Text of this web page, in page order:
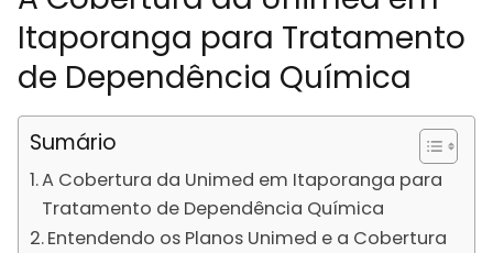
Itaporanga para Tratamento
de Dependência Química
Sumário
A Cobertura da Unimed em Itaporanga para
Tratamento de Dependência Química
Entendendo os Planos Unimed e a Cobertura